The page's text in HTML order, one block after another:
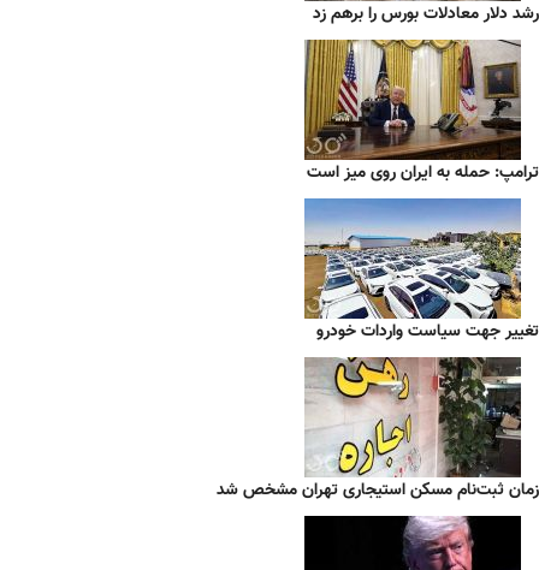
رشد دلار معادلات بورس را برهم زد
ترامپ: حمله به ایران روی میز است
تغییر جهت سیاست واردات خودرو
زمان ثبت‌نام مسکن استیجاری تهران مشخص شد